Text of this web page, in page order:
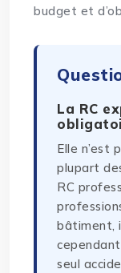
budget et
La RC
Elle n’est
plupart
RC
bâtiment,
seul